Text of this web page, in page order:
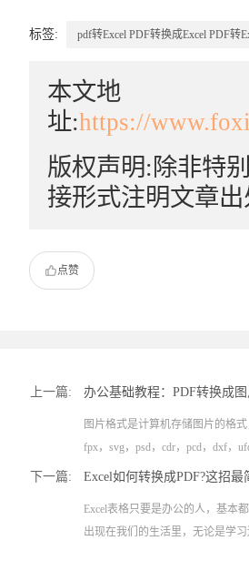
标签: pdf转Excel PDF转换成Excel PDF转
本文地
址:https://
版权声明:除非特
接形式注明文章出
点赞
上一篇: 办公基础教程：PDF转换成
图片格式是计算机存储图片的格
fpx，svg，psd，cdr，pcd，dxf，
下一篇: Excel如何转换成PDF?这招最
Excel表格只要是办公的人，基本
出现在我们的生活里，无论是学